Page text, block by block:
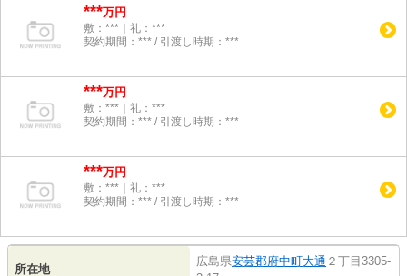
***万円
敷：***｜礼：***
契約期間：*** / 引渡し時期：***
***万円
敷：***｜礼：***
契約期間：*** / 引渡し時期：***
***万円
敷：***｜礼：***
契約期間：*** / 引渡し時期：***
所在地
広島県安芸郡府中町大通 ２丁目3305-